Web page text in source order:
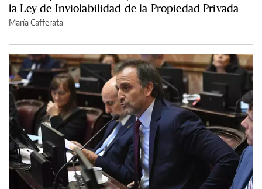
la Ley de Inviolabilidad de la Propiedad Privada
María Cafferata